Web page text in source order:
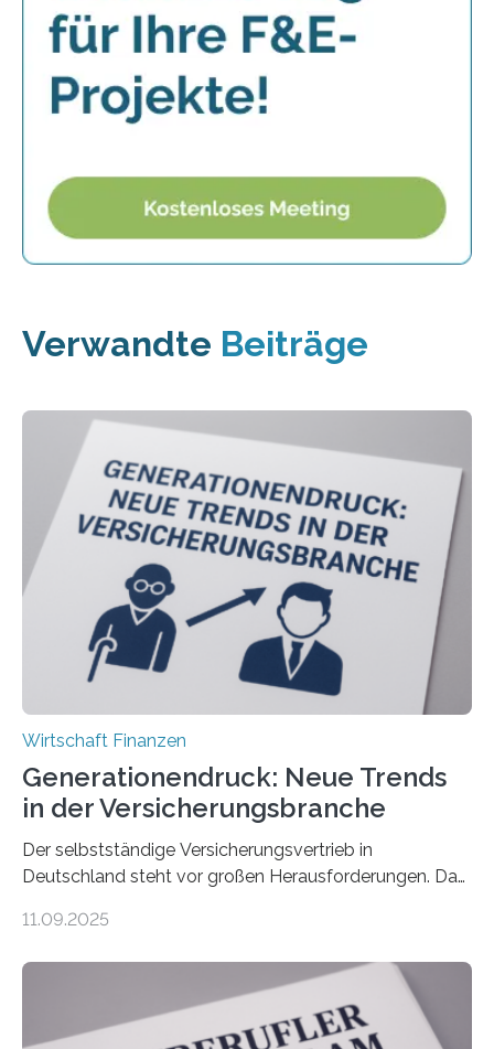
Verwandte Beiträge
Wirtschaft Finanzen
Generationendruck: Neue Trends
in der Versicherungsbranche
Der selbstständige Versicherungsvertrieb in
Deutschland steht vor großen Herausforderungen. Das
Dr. Matthias Beenken und Prof. Dr. Lukas Linnenbrink
Bundesverbands Deutscher Versicherungskaufleute e.V.
durchgeführt haben. Die Studie basiert auf den
Antworten von 1.440 selbstständigen
11.09.2025